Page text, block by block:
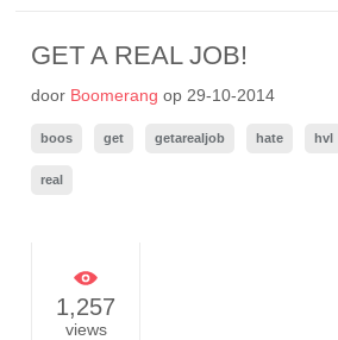
GET A REAL JOB!
door Boomerang op 29-10-2014
boos get getarealjob hate hvl
real
1,257
views